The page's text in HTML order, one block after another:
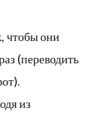
чтобы они
(переводить
из